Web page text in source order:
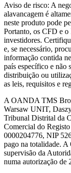
Aviso de risco: A
alavancagem é
neste produto pode
Portanto, os CFD e o
investidores.
e, se necessário,
informação contida
país específico e não
distribuição ou
as leis, requisitos e
A OANDA TMS
Warsaw UNIT,
Tribunal Distrital da
Comercial do
0000204776, NIP
pago na totalidade.
supervisão da
numa autorização